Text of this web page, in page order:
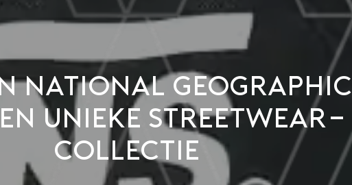
National Geographic
unieke streetwear-
collectie